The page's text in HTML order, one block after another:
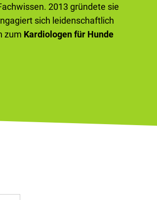
2013 gründete sie
sich leidenschaftlich
zum Kardiologen für Hunde